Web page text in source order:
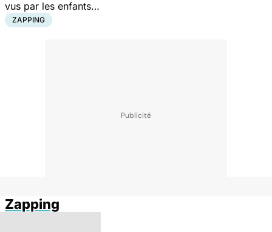
vus par les enfants…
ZAPPING
Zapping